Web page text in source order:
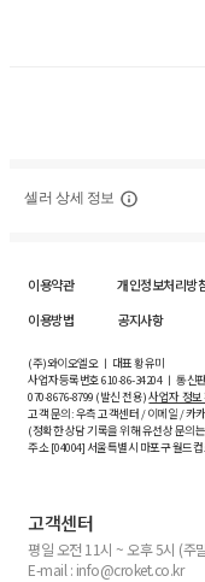
셀러 상세 정보
이용약관 개인정보처리방
이용방법
공지사항
(주)와이오엘오 ㅣ 대표 황유미
사업자등록번호610-86-34204ㅣ 통신
070-8676-8799 (발신 전용)사업자 정보
고객 문의: 우측 고객센터 / 이메일 / 카
(정확한 상담 기록을 위해 유선상 문의
주소 [04004] 서울특별시 마포구 월드
고객센터
평일 오전 11시 ~ 오후 5시 (주
E-mail : info@croket.co.kr